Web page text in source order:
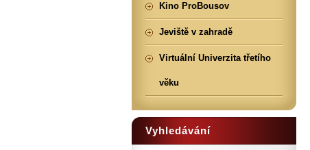
Kino ProBousov
Jeviště v zahradě
Virtuální Univerzita třetího
věku
Vyhledávání